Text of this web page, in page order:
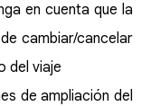
en cuenta que la
cambiar/cancelar
del viaje
de ampliación del